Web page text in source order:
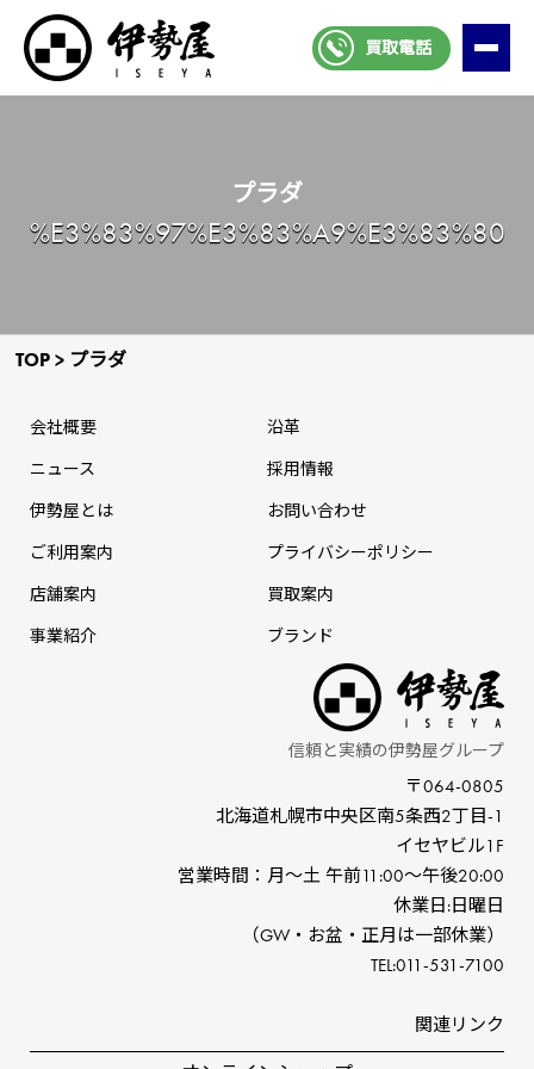
買取電話
TOP > プラダ
プラダ
%E3%83%97%E3%83%A9%E3%83%80
会社概要
ニュース
伊勢屋とは
ご利用案内
店舗案内
事業紹介
沿革
採⽤情報
お問い合わせ
プライバシーポリシー
買取案内
ブランド
信頼と実績の伊勢屋グループ
〒064-0805
北海道札幌市中央区南5条⻄2丁⽬-1
イセヤビル1F
営業時間：⽉〜⼟ 午前11:00〜午後20:00
休業⽇:⽇曜⽇
（GW‧お盆‧正⽉は⼀部休業）
TEL:011-531-7100
関連リンク